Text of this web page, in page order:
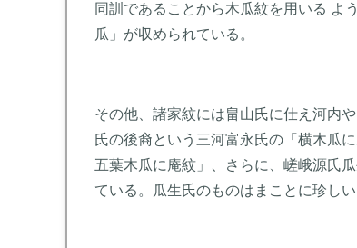
同訓であることから木瓜紋を用いる よ
瓜」が収められている。
その他、諸家紋には畠山氏に仕え河内
氏の後裔という三河富永氏の「横木瓜
五葉木瓜に庵紋」、さらに、嵯峨源氏
ている。瓜生氏のものはまことに珍し